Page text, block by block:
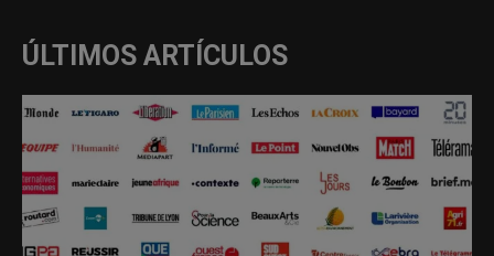
ÚLTIMOS ARTÍCULOS